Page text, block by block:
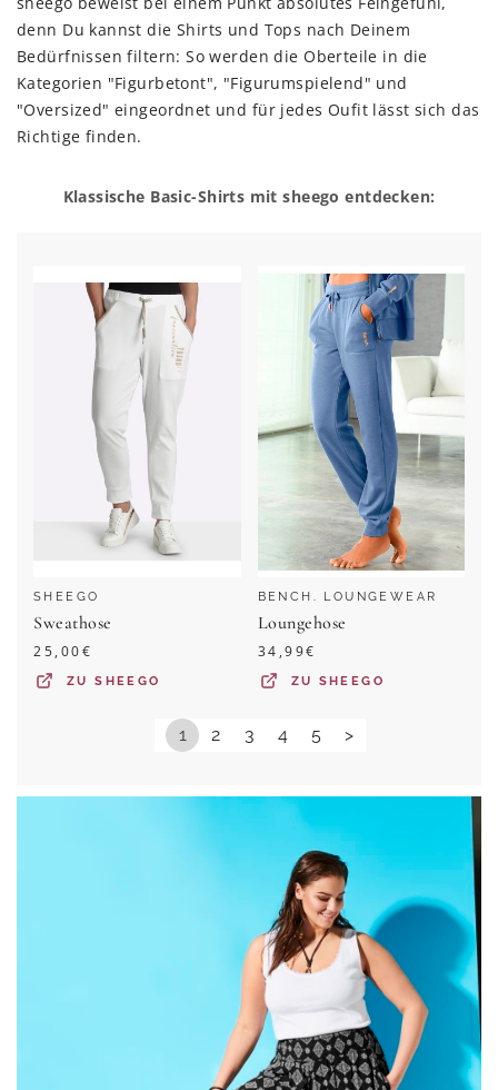
denn Du kannst die Shirts und Tops nach Deinem
Bedürfnissen filtern: So werden die Oberteile in die
Kategorien "Figurbetont", "Figurumspielend" und
"Oversized" eingeordnet und für jedes Oufit lässt sich das
Richtige finden.
Klassische Basic-Shirts mit sheego entdecken:
SHEEGO
Sweathose
25,00€
ZUSHEEGO
BENCH. LOUNGEWEAR
Loungehose
34,99€
ZU SHEEGO
1 2 3 4 5 >